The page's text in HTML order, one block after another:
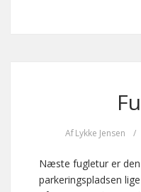
AfLykke Jensen /
Næste fugletur er den
parkeringspladsen